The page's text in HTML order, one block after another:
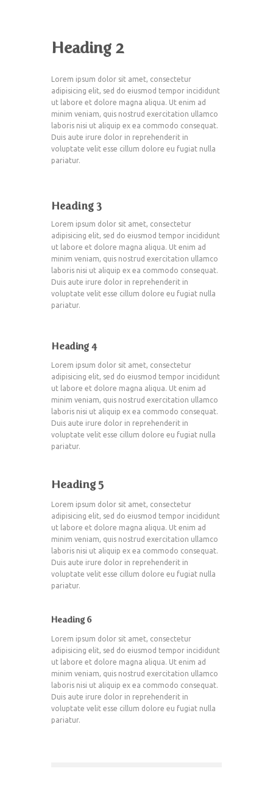
Heading 2
Lorem ipsum dolor sit amet, consectetur
adipisicing elit, sed do eiusmod tempor incididunt
ut labore et dolore magna aliqua. Ut enim ad
minim veniam, quis nostrud exercitation ullamco
laboris nisi ut aliquip ex ea commodo consequat.
Duis aute irure dolor in reprehenderit in
voluptate velit esse cillum dolore eu fugiat nulla
pariatur.
Heading 3
Lorem ipsum dolor sit amet, consectetur
adipisicing elit, sed do eiusmod tempor incididunt
ut labore et dolore magna aliqua. Ut enim ad
minim veniam, quis nostrud exercitation ullamco
laboris nisi ut aliquip ex ea commodo consequat.
Duis aute irure dolor in reprehenderit in
voluptate velit esse cillum dolore eu fugiat nulla
pariatur.
Heading 4
Lorem ipsum dolor sit amet, consectetur
adipisicing elit, sed do eiusmod tempor incididunt
ut labore et dolore magna aliqua. Ut enim ad
minim veniam, quis nostrud exercitation ullamco
laboris nisi ut aliquip ex ea commodo consequat.
Duis aute irure dolor in reprehenderit in
voluptate velit esse cillum dolore eu fugiat nulla
pariatur.
Heading 5
Lorem ipsum dolor sit amet, consectetur
adipisicing elit, sed do eiusmod tempor incididunt
ut labore et dolore magna aliqua. Ut enim ad
minim veniam, quis nostrud exercitation ullamco
laboris nisi ut aliquip ex ea commodo consequat.
Duis aute irure dolor in reprehenderit in
voluptate velit esse cillum dolore eu fugiat nulla
pariatur.
Heading 6
Lorem ipsum dolor sit amet, consectetur
adipisicing elit, sed do eiusmod tempor incididunt
ut labore et dolore magna aliqua. Ut enim ad
minim veniam, quis nostrud exercitation ullamco
laboris nisi ut aliquip ex ea commodo consequat.
Duis aute irure dolor in reprehenderit in
voluptate velit esse cillum dolore eu fugiat nulla
pariatur.